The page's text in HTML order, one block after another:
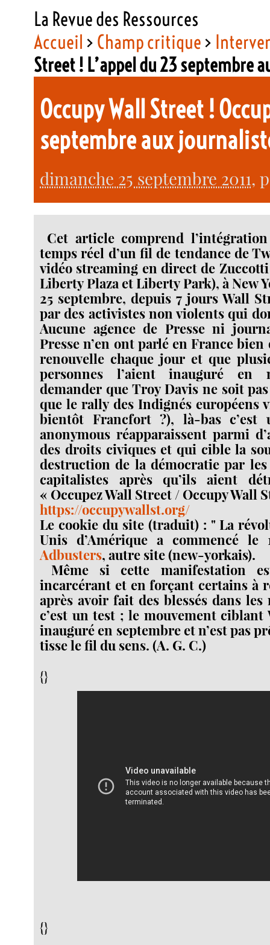
La Revue des Ressources
Accueil > Champ critique>
Street ! L’appel du 23 septembre
Occupy Wall Street !
septembre aux
dimanche 25 septembre 2011,
Cet article comprend
temps réel d’un fil de tendance de
vidéo streaming en direct de
Liberty Plaza et Liberty Park), à New
25 septembre, depuis 7 jours Wall
par des activistes non violents qui
Aucune agence de Presse ni
Presse n’en ont parlé en France bien
renouvelle chaque jour et que
personnes l’aient inauguré en
demander que Troy Davis ne soit
que le rally des Indignés européens
bientôt Francfort ?), là-bas
anonymous réapparaissent parmi
des droits civiques et qui cible la
destruction de la démocratie par
capitalistes après qu’ils aient
« Occupez Wall Street / Occupy Wall
https://occupywallst.org/
Le cookie du site (traduit) : " La
Unis d’Amérique a commencé le
Adbusters, autre site (new-yorkais).
Même si cette manifestation
incarcérant et en forçant certains à
après avoir fait des blessés dans les
c’est un test ; le mouvement ciblant
inauguré en septembre et n’est pas
tisse le fil du sens. (A. G. C.)
{}
{}